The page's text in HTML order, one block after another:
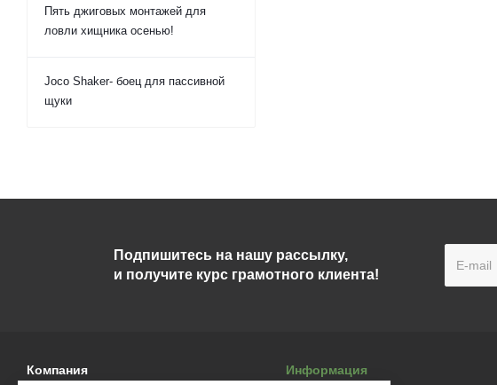
Пять джиговых монтажей для
ловли хищника осенью!
Joco Shaker- боец для пассивной
щуки
Подпишитесь на нашу рассылку,
и получите курс грамотного клиента!
Компания Информация